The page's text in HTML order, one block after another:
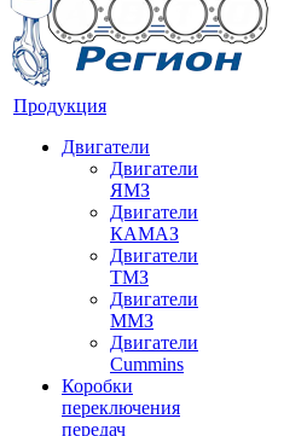
Продукция
Двигатели
Двигатели
ЯМЗ
Двигатели
КАМАЗ
Двигатели
ТМЗ
Двигатели
ММЗ
Двигатели
Cummins
Коробки
переключения
передач